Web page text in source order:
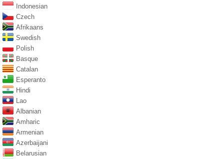
Indonesian
Czech
Afrikaans
Swedish
Polish
Basque
Catalan
Esperanto
Hindi
Lao
Albanian
Amharic
Armenian
Azerbaijani
Belarusian